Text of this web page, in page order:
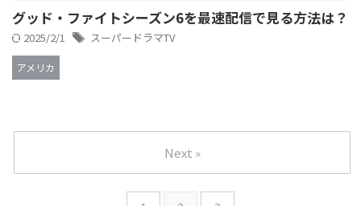
グッド・ファイトシーズン6を最速配信で見る方法は？
2025/2/1 スーパードラマTV
アメリカ
Next »